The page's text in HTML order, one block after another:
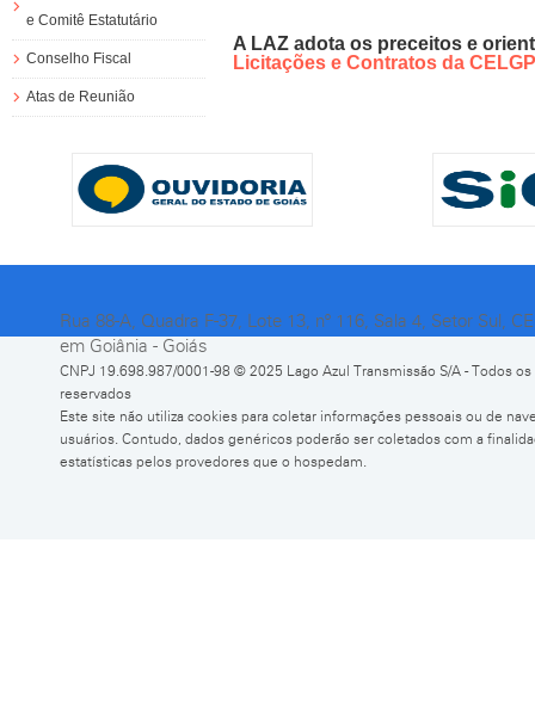
e Comitê Estatutário
Conselho Fiscal
Atas de Reunião
A LAZ adota os preceitos e
Licitações e Contratos da
Rua 88-A, Quadra F-37, Lote 13, nº 116, Sala 4, Setor Sul,
em Goiânia - Goiás
CNPJ 19.698.987/0001-98 © 2025 Lago Azul Transmissão S/A - Todos
reservados
Este site não utiliza cookies para coletar informações pessoais ou de
usuários. Contudo, dados genéricos poderão ser coletados com a
estatísticas pelos provedores que o hospedam.